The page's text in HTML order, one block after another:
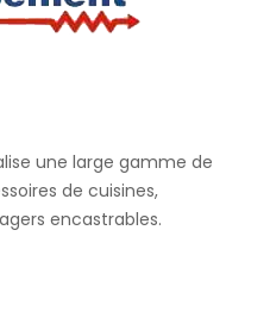
une large gamme de
de cuisines,
encastrables.